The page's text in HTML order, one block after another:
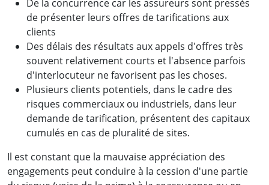
De la concurrence car les assureurs sont pressés
de présenter leurs offres de tarifications aux
clients
Des délais des résultats aux appels d'offres très
souvent relativement courts et l'absence parfois
d'interlocuteur ne favorisent pas les choses.
Plusieurs clients potentiels, dans le cadre des
risques commerciaux ou industriels, dans leur
demande de tarification, présentent des capitaux
cumulés en cas de pluralité de sites.
Il est constant que la mauvaise appréciation des
engagements peut conduire à la cession d'une partie